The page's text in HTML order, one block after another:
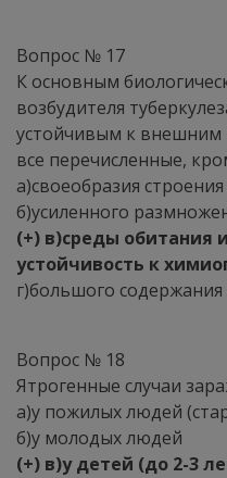
Вопрос № 17
К основным
возбудителя
устойчивым к внешним
все перечисленные,
а)своеобразия
б)усиленного
(+) в)среды обитания
устойчивость к
г)большого
Вопрос № 18
Ятрогенные случаи
а)у пожилых людей
б)у молодых людей
(+) в)у детей (до 2-3